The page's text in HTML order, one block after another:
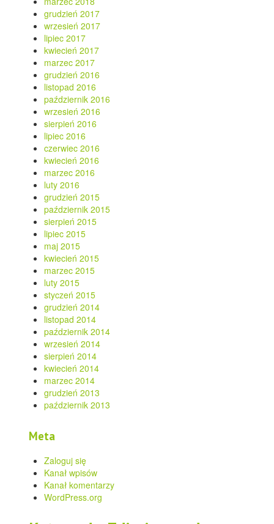
grudzień 2017
wrzesień 2017
lipiec 2017
kwiecień 2017
marzec 2017
grudzień 2016
listopad 2016
październik 2016
wrzesień 2016
sierpień 2016
lipiec 2016
czerwiec 2016
kwiecień 2016
marzec 2016
luty 2016
grudzień 2015
październik 2015
sierpień 2015
lipiec 2015
maj 2015
kwiecień 2015
marzec 2015
luty 2015
styczeń 2015
grudzień 2014
listopad 2014
październik 2014
wrzesień 2014
sierpień 2014
kwiecień 2014
marzec 2014
grudzień 2013
październik 2013
Meta
Zaloguj się
Kanał wpisów
Kanał komentarzy
WordPress.org